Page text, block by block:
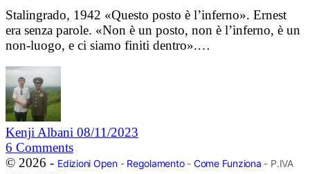
Stalingrado, 1942 «Questo posto è l’inferno». Ernest
era senza parole. «Non è un posto, non è l’inferno, è un
non-luogo, e ci siamo finiti dentro».…
Kenji Albani 08/11/2023
6 Comments
© 2026 - Edizioni Open- Regolamento- Come Funziona - P.IVA